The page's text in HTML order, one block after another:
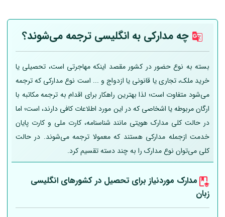
چه مدارکی به انگلیسی ترجمه می‌شوند؟
بسته به نوع حضور در کشور مقصد اینکه مهاجرتی است، تحصیلی یا
خرید ملک، تجاری یا قانونی یا ازدواج و ... است نوع مدارکی که ترجمه
می‌شود متفاوت است؛ لذا بهترین راهکار برای اقدام به ترجمه مکاتبه با
ارگان مربوطه یا اشخاصی که در این مورد اطلاعات کافی دارند، است؛ اما
در حالت کلی مدارک هویتی مانند شناسنامه، کارت ملی و کارت پایان
خدمت ازجمله مدارکی هستند که معمولا ترجمه می‌شوند. در حالت
کلی می‌توان نوع مدارک را به چند دسته تقسیم کرد.
مدارک موردنیاز برای تحصیل در کشورهای انگلیسی
زبان